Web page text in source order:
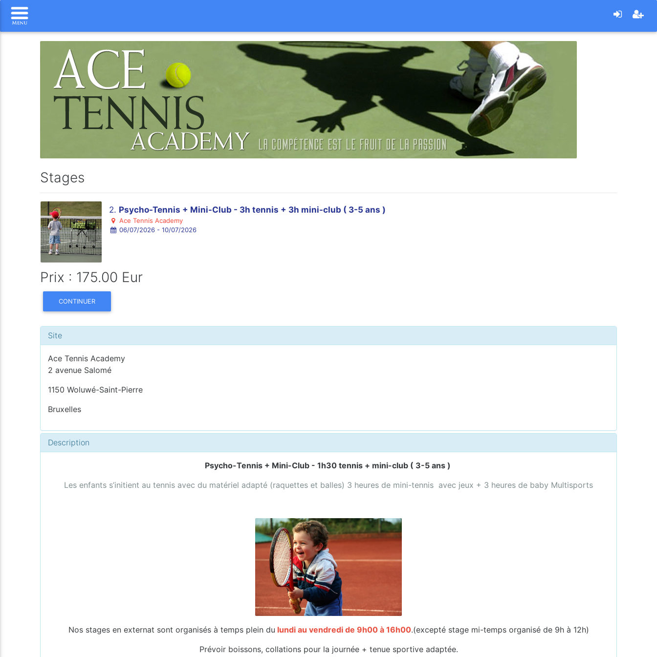
Stages
2. Psycho-Tennis + Mini-Club - 3h tennis + 3h mini-club ( 3-5 ans )
Ace Tennis Academy
06/07/2026 - 10/07/2026
Prix : 175.00 Eur
CONTINUER
Site
Ace Tennis Academy
2 avenue Salomé
1150 Woluwé-Saint-Pierre
Bruxelles
Description
Psycho-Tennis + Mini-Club - 1h30 tennis + mini-club ( 3-5 ans )
Les enfants s’initient au tennis avec du matériel adapté (raquettes et balles) 3 heures de mini-tennis avec jeux + 3 heures de baby Multisports
Nos stages en externat sont organisés à temps plein du lundi au vendredi de 9h00 à 16h00.(excepté stage mi-temps organisé de 9h à 12h)
Prévoir boissons, collations pour la journée + tenue sportive adaptée.